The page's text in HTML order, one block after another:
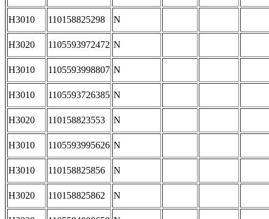
H3010 110158825298 N
H3020 1105593972472 N
H3010 1105593998807 N
H3010 1105593726385 N
H3020 110158823553 N
H3010 1105593995626 N
H3010 110158825856 N
H3020 110158825862 N